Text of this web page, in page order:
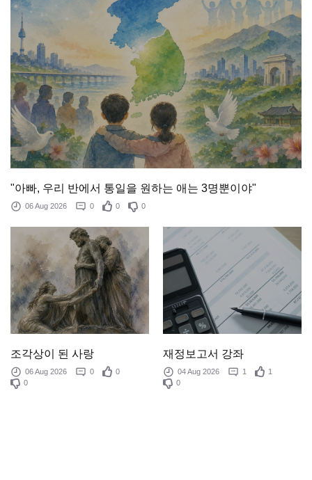
"아빠, 우리 반에서 통일을 원하는 애는 3명뿐이야"
06 Aug 2026 0 0 0
조각상이 된 사랑
06 Aug 2026 0
0
0
재정보고서 강좌
04 Aug 2026 1
1
0